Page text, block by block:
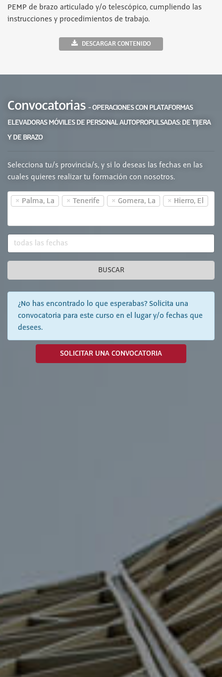
PEMP de brazo articulado y/o telescópico, cumpliendo las
instrucciones y procedimientos de trabajo.
DESCARGAR CONTENIDO
Convocatorias - OPERACIONES CON PLATAFORMAS
ELEVADORAS MÓVILES DE PERSONAL AUTOPROPULSADAS: DE TIJERA
Y DE BRAZO
Selecciona tu/s provincia/s, y si lo deseas las fechas en las
cuales quieres realizar tu formación con nosotros.
× Palma, La × Tenerife × Gomera, La × Hierro, El
BUSCAR
¿No has encontrado lo que esperabas? Solicita una
convocatoria para este curso en el lugar y/o fechas que
desees.
SOLICITAR UNA CONVOCATORIA